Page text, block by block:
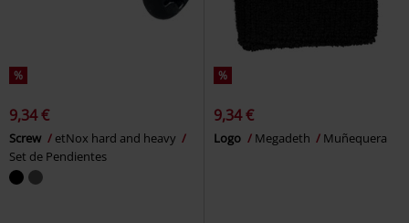
%
9,34 €
Screw
etNox hard and heavy
Set de Pendientes
%
9,34 €
Logo Megadeth Muñequera